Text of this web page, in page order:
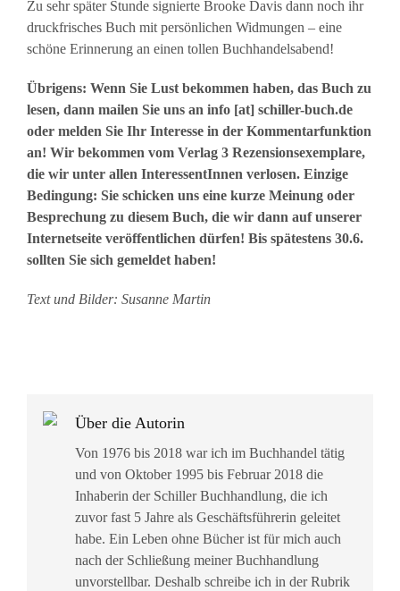
Zu sehr später Stunde signierte Brooke Davis dann noch ihr
druckfrisches Buch mit persönlichen Widmungen – eine
schöne Erinnerung an einen tollen Buchhandelsabend!
Übrigens: Wenn Sie Lust bekommen haben, das Buch zu
lesen, dann mailen Sie uns an info [at] schiller-buch.de
oder melden Sie Ihr Interesse in der Kommentarfunktion
an! Wir bekommen vom Verlag 3 Rezensionsexemplare,
die wir unter allen InteressentInnen verlosen. Einzige
Bedingung: Sie schicken uns eine kurze Meinung oder
Besprechung zu diesem Buch, die wir dann auf unserer
Internetseite veröffentlichen dürfen! Bis spätestens 30.6.
sollten Sie sich gemeldet haben!
Text und Bilder: Susanne Martin
Über die Autorin
Von 1976 bis 2018 war ich im Buchhandel tätig
und von Oktober 1995 bis Februar 2018 die
Inhaberin der Schiller Buchhandlung, die ich
zuvor fast 5 Jahre als Geschäftsführerin geleitet
habe. Ein Leben ohne Bücher ist für mich auch
nach der Schließung meiner Buchhandlung
unvorstellbar. Deshalb schreibe ich in der Rubrik